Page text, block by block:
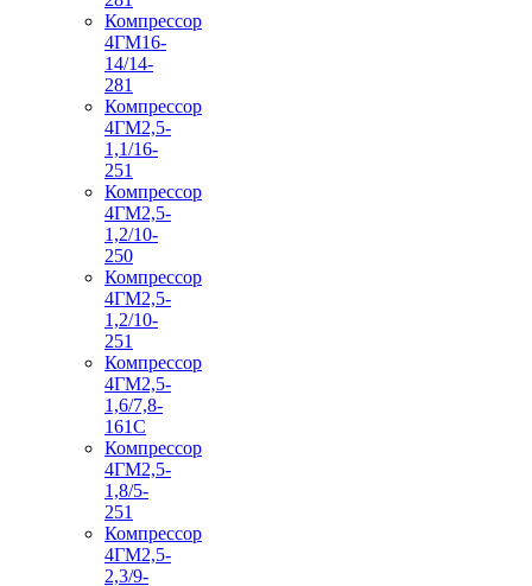
Компрессор
4ГМ16-
14/14-
281
Компрессор
4ГМ2,5-
1,1/16-
251
Компрессор
4ГМ2,5-
1,2/10-
250
Компрессор
4ГМ2,5-
1,2/10-
251
Компрессор
4ГМ2,5-
1,6/7,8-
161С
Компрессор
4ГМ2,5-
1,8/5-
251
Компрессор
4ГМ2,5-
2,3/9-